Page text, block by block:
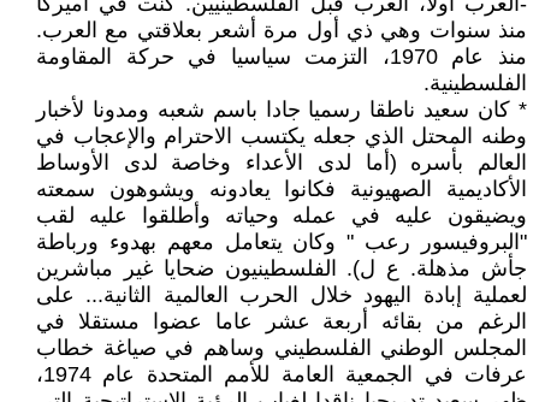
منذ سنوات وهي ذي أول مرة أشعر بعلاقتي مع العرب.
منذ عام 1970، التزمت سياسيا في حركة المقاومة
الفلسطينية.
* كان سعيد ناطقا رسميا جادا باسم شعبه ومدونا لأخبار
وطنه المحتل الذي جعله يكتسب الاحترام والإعجاب في
العالم بأسره (أما لدى الأعداء وخاصة لدى الأوساط
الأكاديمية الصهيونية فكانوا يعادونه ويشوهون سمعته
ويضيقون عليه في عمله وحياته وأطلقوا عليه لقب
"البروفيسور رعب " وكان يتعامل معهم بهدوء ورباطة
جأش مذهلة. ع ل). الفلسطينيون ضحايا غير مباشرين
لعملية إبادة اليهود خلال الحرب العالمية الثانية... على
الرغم من بقائه أربعة عشر عاما عضوا مستقلا في
المجلس الوطني الفلسطيني وساهم في صياغة خطاب
عرفات في الجمعية العامة للأمم المتحدة عام 1974،